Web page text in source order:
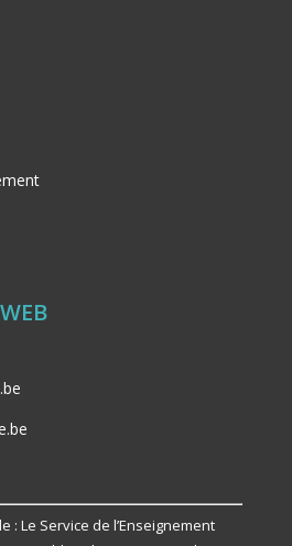
: Le Service de l’Enseignement